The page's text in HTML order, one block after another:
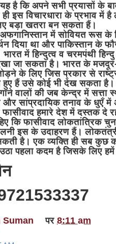
है कि अपने सभी प्रयासों के
ही इस विचारधारा के प्रभाव में
बड़ा खतरा बन सकता हैं।
में सोवियत रूस के
दिया था और पाकिस्तान के
में हिन्दुत्व व चरमपंथी
जा सकता है। भारत के
के लिए जिस प्रकार से
हैं उसे कोई भी देख सकता है।
वालों की जब केन्द्र में सत्ता
सांप्रदायिक तनाव के धुएँ में
फासीवाद हमारे देश में दस्तक दे
कि फासीवाद लोकतांत्रिक
इस के उदाहरण हैं।
है। एक व्यक्ति ही सब कुछ
उठा पहला कदम है जिसके लिए
Suman पर 8:11 am